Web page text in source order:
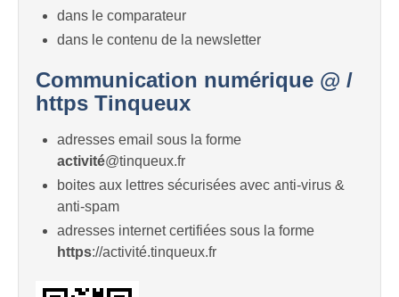
dans le comparateur
dans le contenu de la newsletter
Communication numérique @ /
https Tinqueux
adresses email sous la forme
activité@tinqueux.fr
boites aux lettres sécurisées avec anti-virus &
anti-spam
adresses internet certifiées sous la forme
https://activité.tinqueux.fr